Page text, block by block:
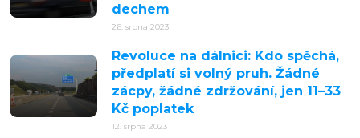
dechem
26. srpna 2023
Revoluce na dálnici: Kdo spěchá,
předplatí si volný pruh. Žádné
zácpy, žádné zdržování, jen 11–33
Kč poplatek
12. srpna 2023